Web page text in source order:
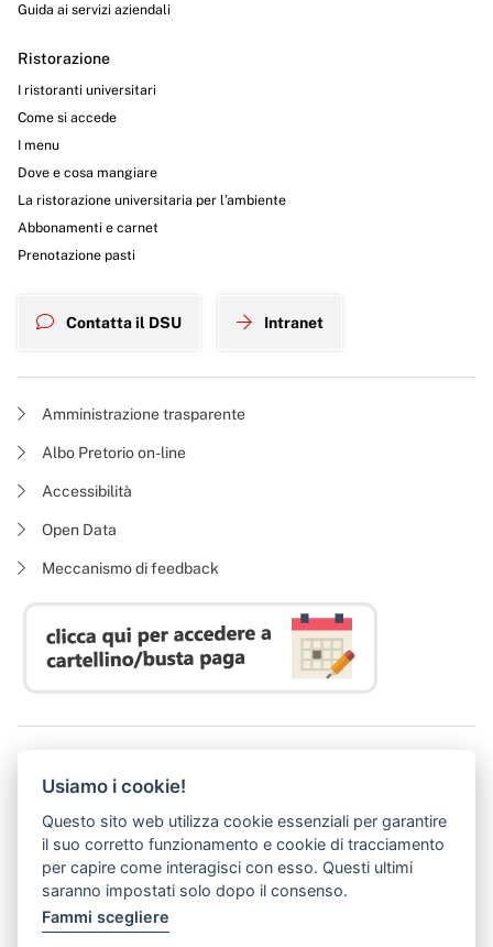
Guida ai servizi aziendali
Ristorazione
I ristoranti universitari
Come si accede
I menu
Dove e cosa mangiare
La ristorazione universitaria per l’ambiente
Abbonamenti e carnet
Prenotazione pasti
Contatta il DSU Intranet
Amministrazione trasparente
Albo Pretorio on-line
Accessibilità
Open Data
Meccanismo di feedback
P. I. 05913670484 | C. F. 94164020482
(abilitato alla ricezione di soli messaggi di posta elettronica certificata)
Usiamo i cookie!
Questo sito web utilizza cookie essenziali per garantire
il suo corretto funzionamento e cookie di tracciamento
per capire come interagisci con esso. Questi ultimi
saranno impostati solo dopo il consenso.
Fammi scegliere